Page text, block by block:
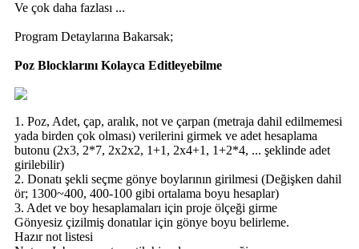
Ve çok daha fazlası ...
Program Detaylarına Bakarsak;
Poz Blocklarını Kolayca Editleyebilme
1. Poz, Adet, çap, aralık, not ve çarpan (metraja dahil edilmemesi
yada birden çok olması) verilerini girmek ve adet hesaplama
butonu (2x3, 2*7, 2x2x2, 1+1, 2x4+1, 1+2*4, ... şeklinde adet
girilebilir)
2. Donatı şekli seçme gönye boylarının girilmesi (Değişken dahil
ör; 1300~400, 400-100 gibi ortalama boyu hesaplar)
3. Adet ve boy hesaplamaları için proje ölçeği girme
Gönyesiz çizilmiş donatılar için gönye boyu belirleme.
Hazır not listesi